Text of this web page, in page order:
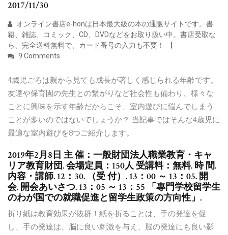
2017/11/30
オンライン書店e-honは日本最大級の本の通販サイトです。書
籍、雑誌、コミック、CD、DVDなどをお取り扱い中。書店受取な
ら、完全送料無料で、カード番号の入力も不要！
9 Comments
4歳児ごろは親から見ても成長が著しく感じられる年齢です。
友達や保育園の先生との繋がりなど社会性も備わり、様々な
ことに興味を示す年齢だからこそ、室内遊びに悩んでしまう
ことが多いのではないでしょうか？ 当記事ではそんな4歳児に
最適な室内遊びを8つご紹介します。
2019年2月8日 主 催：一般財団法人職業教育・キャ
リア教育財団. 会場定員：150人 受講料：無料. 時 間.
内容・講師. 12：30. （受 付）. 13：00 ～ 13：05. 開
会. 開会あいさつ. 13：05 ～ 13：55 「專門学校留学生
のわが国での就職促進と留学生政策の方向性」.
折り紙は教育効果が抜群！紙を折ることは、手の発達を促
し、手の発達は、脳に良い刺激を与え、脳の発達にも良い影